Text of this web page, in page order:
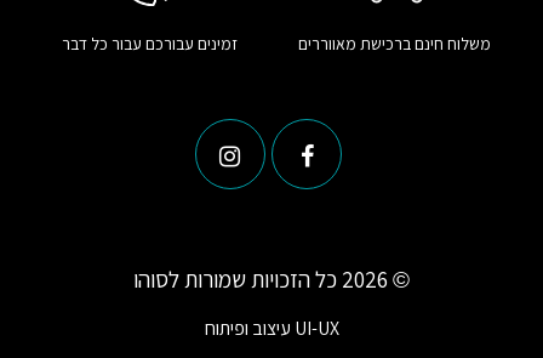
משלוח חינם ברכישת מאווררים זמינים עבורכם עבור כל דבר
© 2026 כל הזכויות שמורות לסוהו
UI-UX עיצוב ופיתוח